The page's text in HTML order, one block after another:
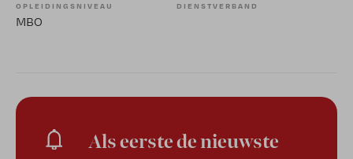
OPLEIDINGSNIVEAU
MBO
DIENSTVERBAND
Als eerste de nieuwste